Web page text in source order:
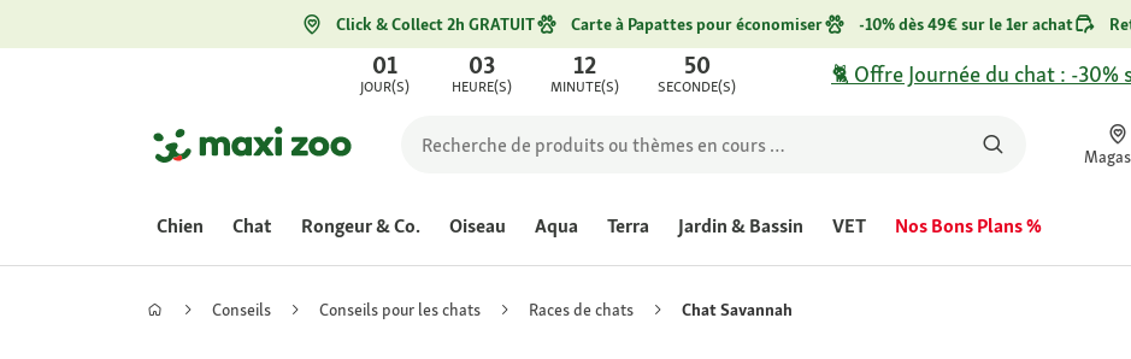
Click & Collect 2h GRATUIT Carte à Papattes pour économiser -10% dès 49€ sur le 1er achat
01
JOUR(S)
03
HEURE(S)
12
MINUTE(S)
50
SECONDE(S) 🐈 Offre Journée du chat : -
Chien Chat Rongeur & Co. Oiseau Aqua Terra Jardin & Bassin VET Nos Bons Plans %
Conseils Conseils pour les chats Races de chats Chat Savannah